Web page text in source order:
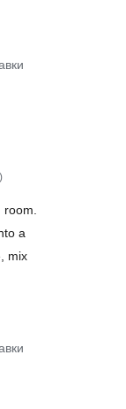
укупних
оцена
)
a
mix